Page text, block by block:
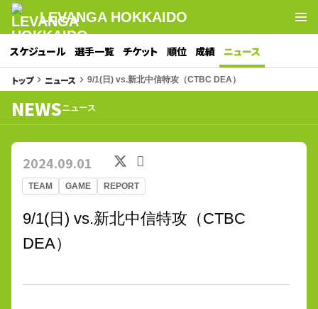
LEVANGA HOKKAIDO
スケジュール 選手一覧 チケット 順位 成績 ニュース
トップkeyboard_arrow_right ニュース keyboard_arrow_right 9/1(日) vs.新北中信特攻（CTBC DEA）
NEWSニュース
TEAM GAME REPORT
2024.09.01
9/1(日) vs.新北中信特攻（CTBC
DEA）